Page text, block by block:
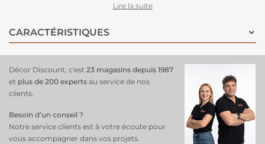
grands volumes de pose, cette moquette est légère à manipuler,
face. Très stable, cette moquette peut être posée en bord à bord ou
en superposé. Parce que le respect de l’environnement est la priorité
moquette 100% recyclable, permettant un recyclage total après
Lire la suite
CARACTÉRISTIQUES
Décor Discount, c'est 23 magasins depuis 1987
et plus de 200 experts au service de nos
clients.
Besoin d’un conseil ?
Notre service clients est à votre écoute pour
vous accompagner dans vos projets.